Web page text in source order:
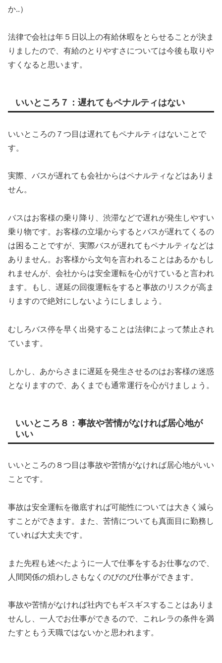
か..）
法律で会社は年５日以上の有給休暇をとらせることが決ま
りましたので、有給のとりやすさについては今後も取りや
すくなると思います。
いいところ７：遅れてもペナルティはない
いいところの７つ目は遅れてもペナルティはないことで
す。
実際、バスが遅れても会社からはペナルティなどはありま
せん。
バスはお客様の乗り降り、渋滞などで遅れが発生しやすい
乗り物です。 お客様の立場からするとバスが遅れてくるの
は困ることですが、実際バスが遅れてもペナルティなどは
ありません。お客様から文句を言われることはあるかもし
れませんが、会社からは安全運転を心がけていると言われ
ます。もし、遅延の回復運転をすると事故のリスクが高ま
りますので絶対にしないようにしましょう。
むしろバス停を早く出発することは法律によって禁止され
ています。
しかし、あからさまに遅延を発生させるのはお客様の迷惑
となりますので、あくまでも通常運行を心がけましょう。
いいところ８：事故や苦情がなければ居心地が
いい
いいところの８つ目は事故や苦情がなければ居心地がいい
ことです。
事故は安全運転を徹底すれば可能性については大きく減ら
すことができます。また、苦情についても真面目に勤務し
ていれば大丈夫です。
また先程も述べたように一人で仕事をするお仕事なので、
人間関係の煩わしさもなくのびのび仕事ができます。
事故や苦情がなければ社内でもギスギスすることはありま
せんし、一人でお仕事ができるので、これレラの条件を満
たすともう天職ではないかと思われます。